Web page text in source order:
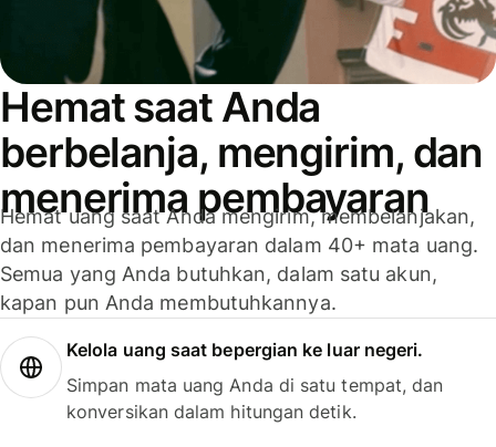
Hemat saat Anda
berbelanja, mengirim, dan
menerima pembayaran
Hemat uang saat Anda mengirim, membelanjakan,
dan menerima pembayaran dalam 40+ mata uang.
Semua yang Anda butuhkan, dalam satu akun,
kapan pun Anda membutuhkannya.
Kelola uang saat bepergian ke luar negeri.
Simpan mata uang Anda di satu tempat, dan
konversikan dalam hitungan detik.